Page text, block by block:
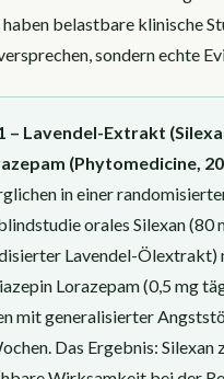
belastbare klinische
sondern echte
– Lavendel-Extrakt
(Phytomedicine,
in einer
orales Silexan (80
Lavendel-Ölextrakt)
Lorazepam (0,5 mg
mit generalisierter
Das Ergebnis: Silexan